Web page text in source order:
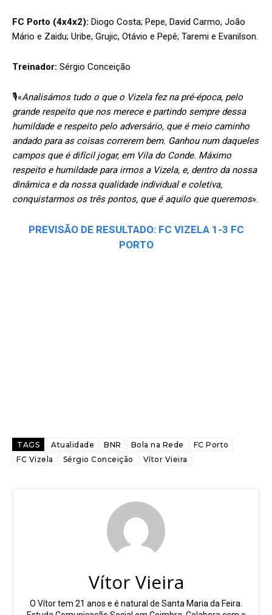
FC Porto (4x4x2): Diogo Costa; Pepe, David Carmo, João
Mário e Zaidu; Uribe, Grujic, Otávio e Pepê; Taremi e Evanilson.
Treinador: Sérgio Conceição
🎙«Analisámos tudo o que o Vizela fez na pré-época, pelo
grande respeito que nos merece e partindo sempre dessa
humildade e respeito pelo adversário, que é meio caminho
andado para as coisas correrem bem. Ganhou num daqueles
campos que é difícil jogar, em Vila do Conde. Máximo
respeito e humildade para irmos a Vizela, e, dentro da nossa
dinâmica e da nossa qualidade individual e coletiva,
conquistarmos os três pontos, que é aquilo que queremos».
PREVISÃO DE RESULTADO: FC VIZELA 1-3 FC
PORTO
TAGS Atualidade BNR Bola na Rede
FC Porto
FC Vizela
Sérgio Conceição Vítor Vieira
Vítor Vieira
O Vítor tem 21 anos e é natural de Santa Maria da Feira.